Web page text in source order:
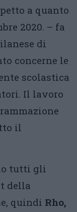
a quanto
2020. – fa
di
concerne le
scolastica
Il lavoro
il
tutti gli
della
quindi Rho,